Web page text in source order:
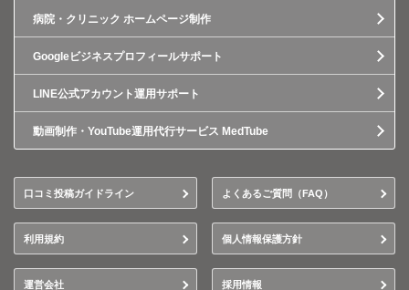
病院・クリニック ホームページ制作
Googleビジネスプロフィールサポート
LINE公式アカウント運用サポート
動画制作・YouTube運用代行サービス MedTube
口コミ投稿ガイドライン よくあるご質問（FAQ）
利用規約 個人情報保護方針
運営会社 採用情報